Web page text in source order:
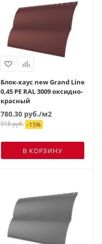
Блок-хаус new Grand Line
0,45 PE RAL 3009 оксидно-
красный
780.30 руб./м2
918руб. -15%
В КОРЗИНУ